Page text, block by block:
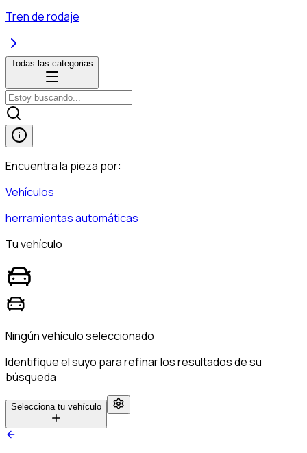
Tren de rodaje
Todas las categorias
Encuentra la pieza por:
Vehículos
herramientas automáticas
Tu vehículo
Ningún vehículo seleccionado
Identifique el suyo para refinar los resultados de su
búsqueda
Selecciona tu vehículo